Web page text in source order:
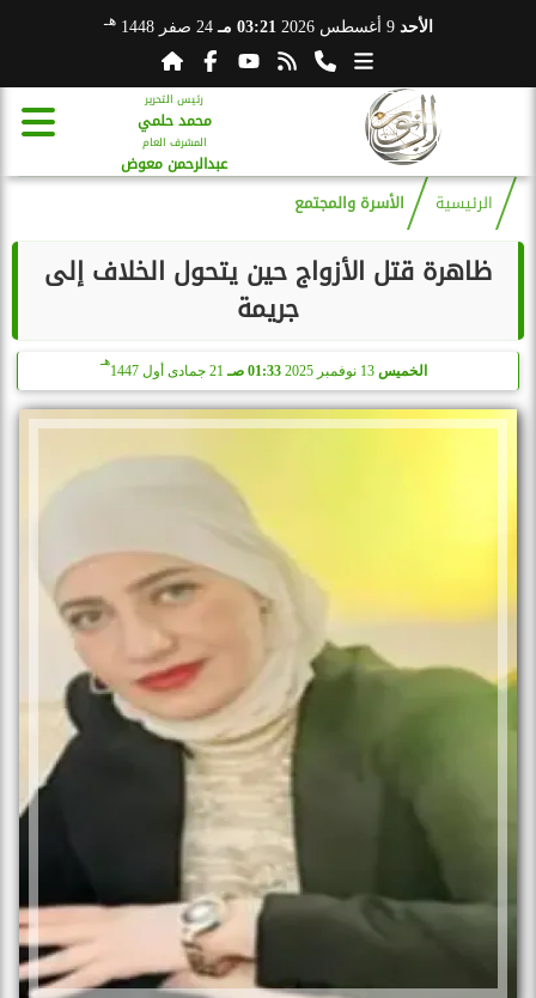
الأحد 9 أغسطس 2026 03:21 مـ 24 صفر 1448 هـ
رئيس التحرير
محمد حلمي
المشرف العام
عبدالرحمن معوض
الرئيسية الأسرة والمجتمع
ظاهرة قتل الأزواج حين يتحول الخلاف إلى
جريمة
الخميس 13 نوفمبر 2025 01:33 صـ 21 جمادى أول 1447
هـ